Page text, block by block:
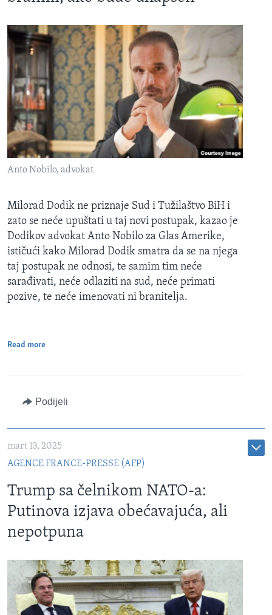
Anto Nobilo, advokat
Milorad Dodik ne priznaje Sud i Tužilaštvo BiH i
zato se neće upuštati u taj novi postupak, kazao je
Dodikov advokat Anto Nobilo za Glas Amerike,
ističući kako Milorad Dodik smatra da se na njega
taj postupak ne odnosi, te samim tim neće
sarađivati, neće odlaziti na sud, neće primati
pozive, te neće imenovati ni branitelja.
Read more
Podijeli
mart 13, 2025
AGENCE FRANCE-PRESSE (AFP)
Trump sa čelnikom NATO-a:
Putinova izjava obećavajuća, ali
nepotpuna